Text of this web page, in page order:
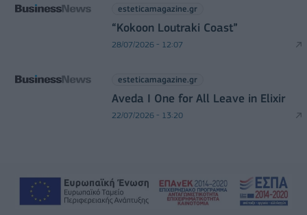
esteticamagazine.gr
“Kokoon Loutraki Coast”
28/07/2026 - 12:07
esteticamagazine.gr
Aveda I One for All Leave in Elixir
22/07/2026 - 13:20